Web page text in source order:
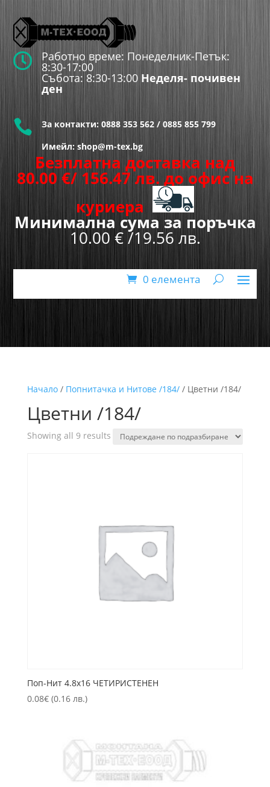
 Работно време: Понеделник-Петък:
8:30-17:00
Събота: 8:30-13:00 Неделя- почивен
ден
 За контакти: 0888 353 562 / 0885 855 799
Имейл: shop@m-tex.bg
Безплатна доставка над
80.00 €/ 156.47 лв. до офис на
куриера
Минимална сума за поръчка
10.00 € /19.56 лв.
0 елемента
Начало/ Попнитачка и Нитове /184// Цветни /184/
Цветни /184/
Showing all 9 results
Пoп-Нит 4.8х16 ЧЕТИРИСТЕНЕН
0.08€ (0.16 лв.)